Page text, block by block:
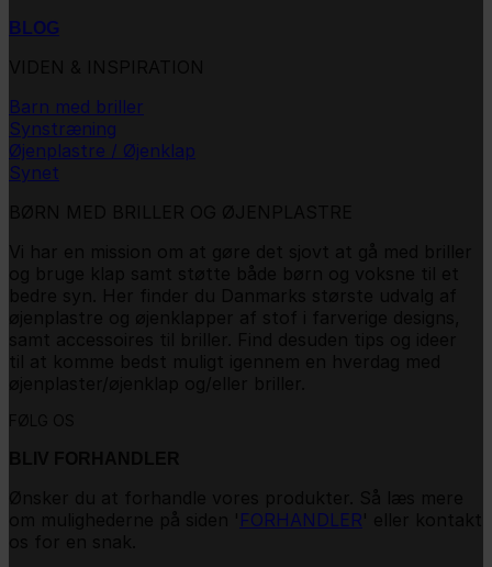
BLOG
Barn med briller
Synstræning
Øjenplastre / Øjenklap
Synet
FORHANDLER